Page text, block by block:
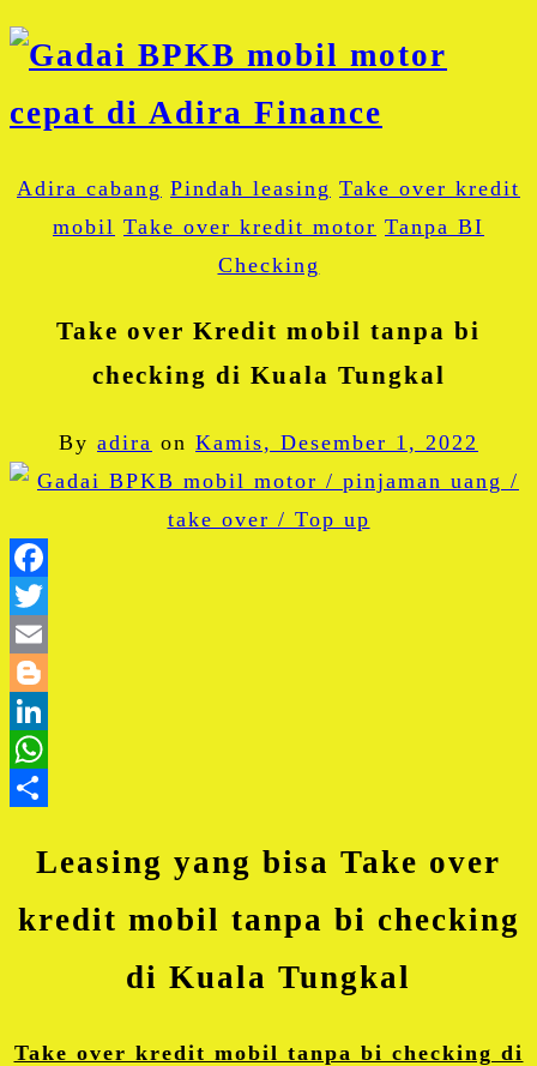
Adira cabang Pindah leasing Take over kredit
mobil Take over kredit motor Tanpa BI
Checking
Take over Kredit mobil tanpa bi
checking di Kuala Tungkal
By adira on Kamis, Desember 1, 2022
Leasing yang bisa Take over
kredit mobil tanpa bi checking
di Kuala Tungkal
Take over kredit mobil tanpa bi checking di